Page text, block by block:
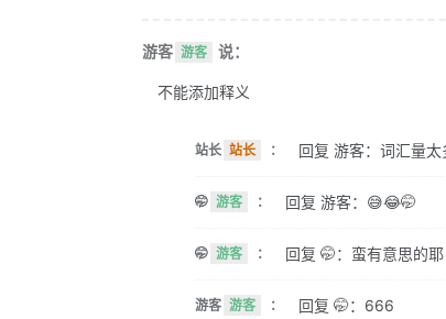
游客 游客 说：
不能添加释义
站长 站长 ： 回复 游客：词汇量
🤭 游客 ： 回复 游客：😅😂🤭
🤭 游客 ： 回复 🤭：蛮有意思的耶
游客 游客 ： 回复 🤭：666